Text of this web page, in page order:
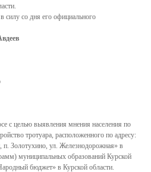
Задачи. Функции
закупки
силу со дня его официального
с целью выявления мнения населения по
тротуара, расположенного по адресу:
п. Золотухино, ул. Железнодорожная» в
муниципальных образований Курской
бюджет» в Курской области.